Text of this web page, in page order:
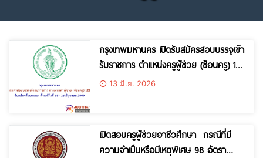
กรุงเทพมหานคร เปิดรับสมัครสอบบรรจุเข้า
รับราชการ ตำแหน่งครูผู้ช่วย (ซ้อนครู) 122
อัตรา ตั้งแต่วันที่ 15 – 26 มิถุนายน 2569
13 มิ.ย. 2026
เปิดสอบครูผู้ช่วยอาชีวศึกษา กรณีที่มี
ความจำเป็นหรือมีเหตุพิเศษ 98 อัตรา